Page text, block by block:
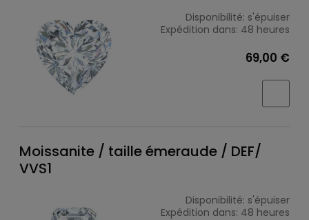
Disponibilité: s'épuiser
Expédition dans: 48 heures
69,00 €
Moissanite / taille émeraude / DEF/
VVS1
Disponibilité: s'épuiser
Expédition dans: 48 heures